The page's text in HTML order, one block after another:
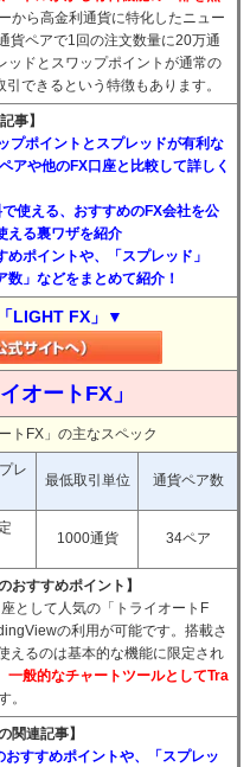
から高金利通貨に特化したニュー
貨ペアで1回の注文数量に20万通
ッドとスワップポイントが通常の
できるという特徴もあります。
事】
プポイントとスプレッドが有利な
アや他のFX口座と比較して詳しく
使える、おすすめのFX会社を公
える裏ワザを紹介
ポイントや、「スプレッド」
数」などをまとめて紹介！
LIGHT FX」▼
オートFX」
トFX」の主なスペック
レ
最低取引単位 通貨ペア数
1000通貨 34ペア
おすすめポイント】
として人気の「トライオートF
の利用が可能です。搭載さ
えるのは基本的な機能に限定され
一般的なチャートツールとしてTra
。
関連記事】
すすめポイントや、「スプレッ